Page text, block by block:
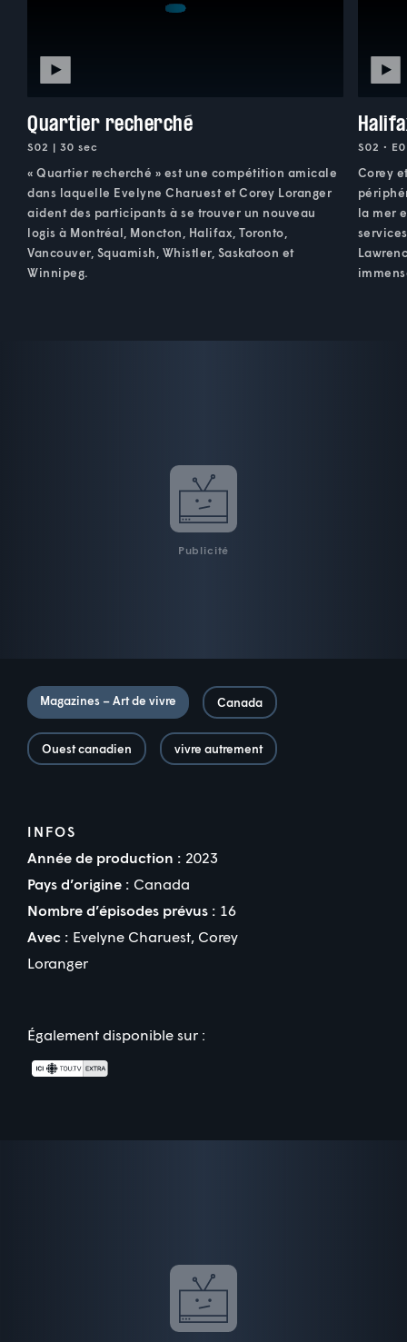
Quartier recherché
S02 | 30 sec
« Quartier recherché » est une compétition amicale
dans laquelle Evelyne Charuest et Corey Loranger
aident des participants à se trouver un nouveau
logis à Montréal, Moncton, Halifax, Toronto,
Vancouver, Squamish, Whistler, Saskatoon et
Winnipeg.
S02 •
Corey
la mer
Publicité
Magazines – Art de vivre Canada
Ouest canadien vivre autrement
INFOS
Année de production : 2023
Pays d’origine : Canada
Nombre d’épisodes prévus : 16
Avec : Evelyne Charuest, Corey
Loranger
Également disponible sur :